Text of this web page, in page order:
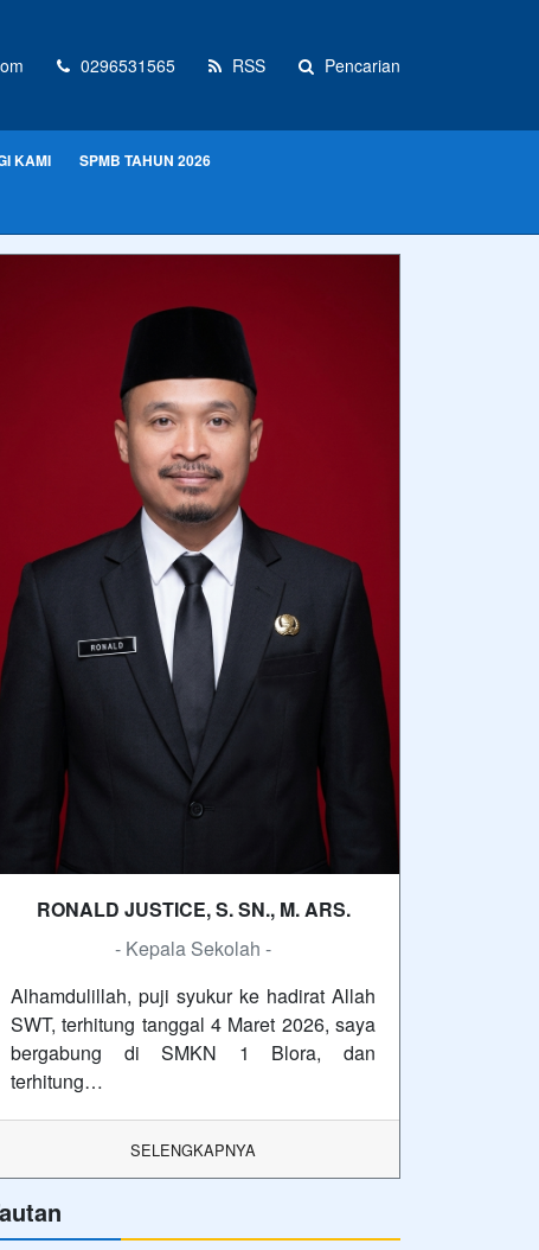
0296531565 RSS Pencarian
KAMI SPMB TAHUN 2026
RONALD JUSTICE, S. SN., M. ARS.
- Kepala Sekolah -
Alhamdulillah, puji syukur ke hadirat Allah
SWT, terhitung tanggal 4 Maret 2026, saya
bergabung di SMKN 1 Blora, dan
terhitung…
SELENGKAPNYA